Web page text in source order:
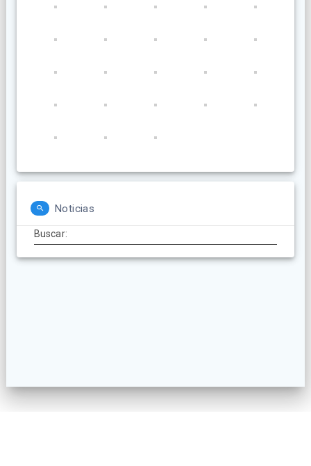
Noticias
Buscar: